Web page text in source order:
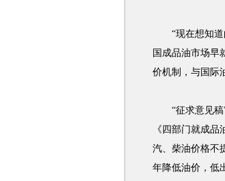
“现在想知道
国成品油市场早
价机制，与国际
“征求意见稿”
《四部门就成
汽、柴油价格不
年降低油价，低